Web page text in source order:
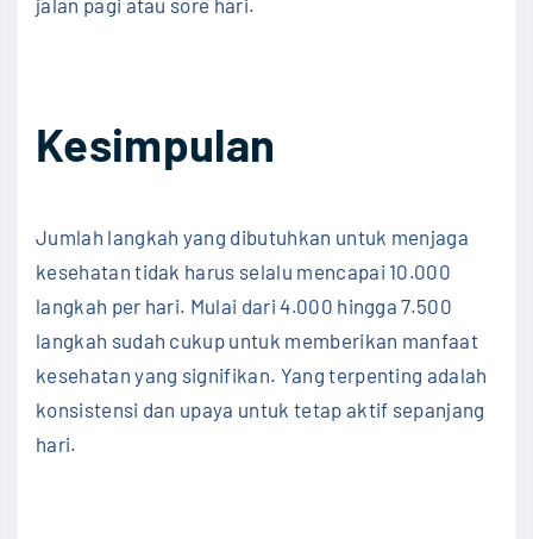
jalan pagi atau sore hari.
Kesimpulan
Jumlah langkah yang dibutuhkan untuk menjaga
kesehatan tidak harus selalu mencapai 10.000
langkah per hari. Mulai dari 4.000 hingga 7.500
langkah sudah cukup untuk memberikan manfaat
kesehatan yang signifikan. Yang terpenting adalah
konsistensi dan upaya untuk tetap aktif sepanjang
hari.